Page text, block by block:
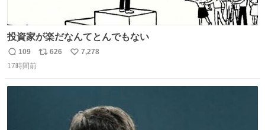
投資家が楽だなんてとんでもない
返
信
109
リ
626
い
7,278
17時間前